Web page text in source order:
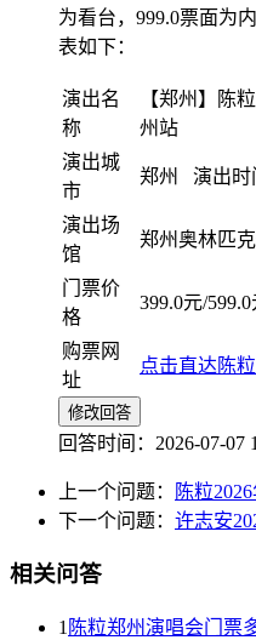
为看台，999.0票面为
表如下：
演出名
称
【郑州】陈
州站
演出城
市
郑州 演出时
演出场
馆
郑州奥林匹
门票价
格
399.0元/
购票网
址
点击直达陈
修改回答
回答时间：2026-07-07
上一个问题：
陈粒
下一个问题： 许志安
相关问答
1 陈粒郑州演唱会门票